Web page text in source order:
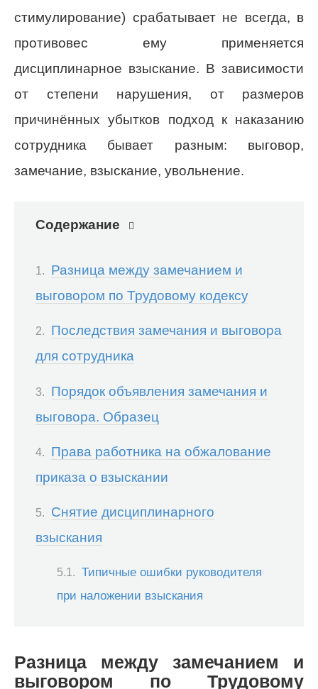
стимулирование) срабатывает не всегда, в
противовес ему применяется
дисциплинарное взыскание. В зависимости
от степени нарушения, от размеров
причинённых убытков подход к наказанию
сотрудника бывает разным: выговор,
замечание, взыскание, увольнение.
Содержание
Разница между замечанием и
выговором по Трудовому кодексу
Последствия замечания и выговора
для сотрудника
Порядок объявления замечания и
выговора. Образец
Права работника на обжалование
приказа о взыскании
Снятие дисциплинарного
взыскания
Типичные ошибки руководителя
при наложении взыскания
Разница между замечанием и
выговором по Трудовому